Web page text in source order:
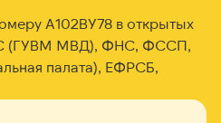
А102ВУ78 в открытых
(ГУВМ МВД), ФНС, ФССП,
палата), ЕФРСБ,